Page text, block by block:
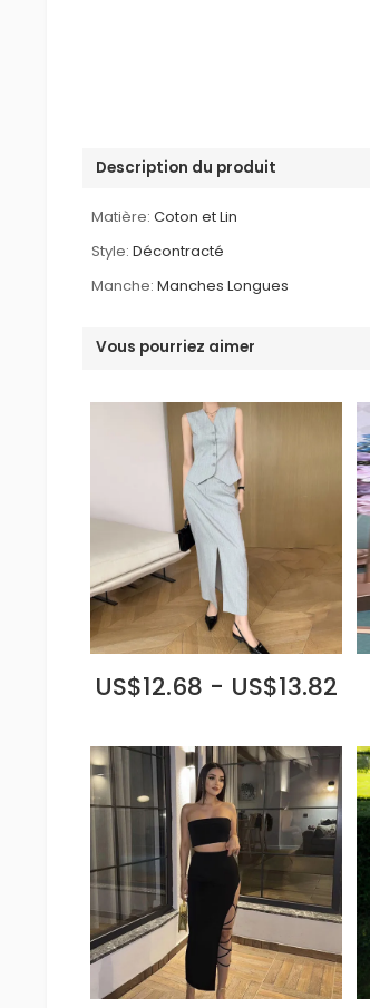
Description du produit
Matière: Coton et Lin
Style: Décontracté
Manche: Manches Longues
Vous pourriez aimer
US$12.68 - US$13.82